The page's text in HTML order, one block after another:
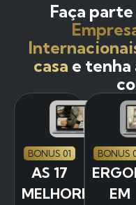
Faça parte
casa e tenha
BONUS 01
AS 17
MELHORES
BONUS
EM